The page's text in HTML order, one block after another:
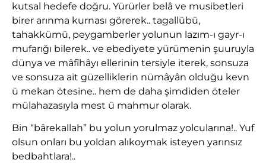
kutsal hedefe doğru. Yürürler belâ ve musibetleri
birer arınma kurnası görerek.. tagallübü,
tahakkümü, peygamberler yolunun lazım-ı gayr-ı
mufarığı bilerek.. ve ebediyete yürümenin şuuruyla
dünya ve mâfîhâyı ellerinin tersiyle iterek, sonsuza
ve sonsuza ait güzelliklerin nümâyân olduğu kevn
ü mekan ötesine.. hem de daha şimdiden öteler
mülahazasıyla mest ü mahmur olarak.
Bin “bârekallah” bu yolun yorulmaz yolcularına!.. Yuf
olsun onları bu yoldan alıkoymak isteyen yarınsız
bedbahtlara!..